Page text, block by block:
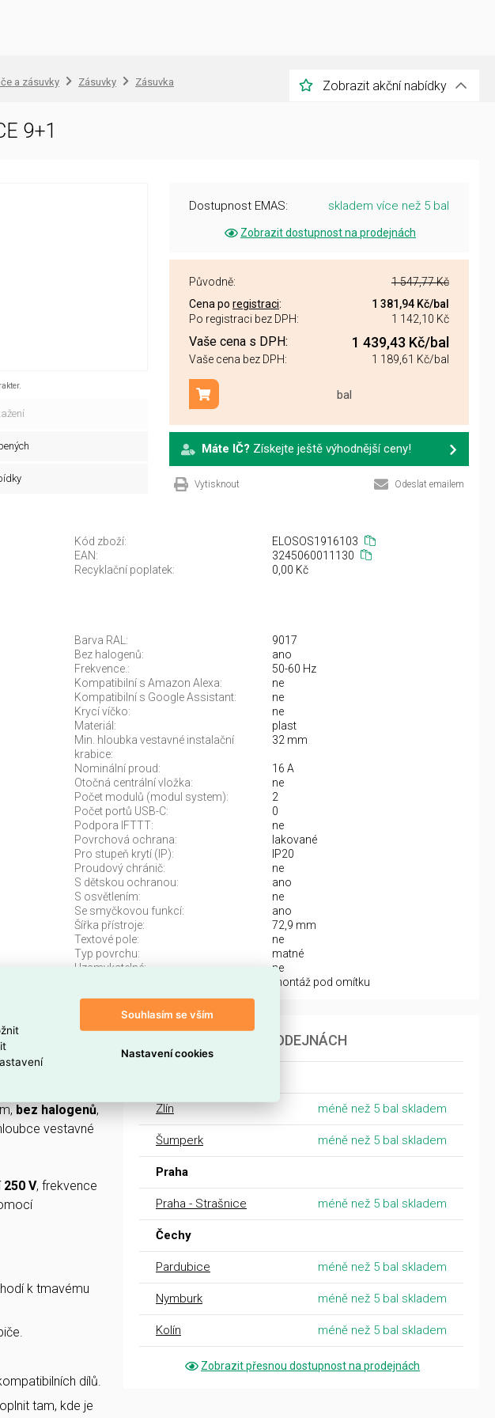
a zásuvky Zásuvky Zásuvka Zobrazit akční nabídky
9+1
Dostupnost EMAS: skladem více než 5 bal
Zobrazit dostupnost na prodejnách
Původně:
1 547,77 Kč
Cena po registraci: 1 381,94 Kč/bal
Po registraci bez DPH:
1 142,10 Kč
Vaše cena s DPH: 1 439,43 Kč/bal
Vaše cena bez DPH: 1 189,61 Kč/bal
bal
Přidat do košíku
Máte IČ? Získejte ještě výhodnější ceny!
Vytisknout Odeslat emailem
Kód zboží:
ELOSOS1916103
EAN:
3245060011130
Recyklační poplatek:
0,00 Kč
Barva RAL:
9017
Bez halogenů:
ano
Frekvence.:
50-60 Hz
Kompatibilní s Amazon Alexa:
ne
Kompatibilní s Google Assistant:
ne
Krycí víčko:
ne
Materiál:
plast
Min. hloubka vestavné instalační
krabice:
32 mm
Nominální proud:
16 A
Otočná centrální vložka:
ne
Počet modulů (modul system):
2
Počet portů USB-C:
0
Podpora IFTTT:
ne
Povrchová ochrana:
lakované
Pro stupeň krytí (IP):
IP20
Proudový chránič:
ne
S dětskou ochranou:
ano
S osvětlením:
ne
Se smyčkovou funkcí:
ano
Šířka přístroje:
72,9 mm
Textové pole:
ne
Typ povrchu:
matné
Uzamykatelné:
ne
montáž pod omítku
bez halogenů,
vestavné
250 V, frekvence
k tmavému
dílů.
tam, kde je
DOSTUPNOST NA PRODEJNÁCH
Zlín méně než 5 bal skladem
Šumperk méně než 5 bal skladem
Praha
Praha - Strašnice méně než 5 bal skladem
Čechy
Pardubice méně než 5 bal skladem
Nymburk méně než 5 bal skladem
Kolín méně než 5 bal skladem
Zobrazit přesnou dostupnost na prodejnách
Souhlasím se vším
Nastavení cookies